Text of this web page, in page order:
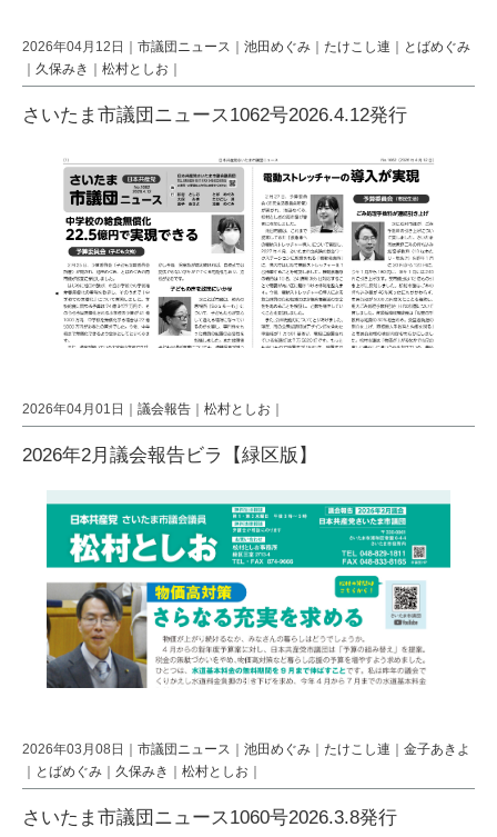
2026年04月12日｜ 市議団ニュース 池田めぐみ たけこし連
とばめぐみ
久保みき 松村としお
さいたま市議団ニュース1062号2026.4.12発行
2026年04月01日｜ 議会報告 松村としお
2026年2月議会報告ビラ【緑区版】
2026年03月08日｜ 市議団ニュース 池田めぐみ たけこし連
金子あきよ
とばめぐみ 久保みき 松村としお
さいたま市議団ニュース1060号2026.3.8発行